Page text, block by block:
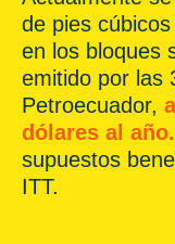
de pies
en los bloques
emitido por las
Petroecuador,
dólares al año.
supuestos
ITT.